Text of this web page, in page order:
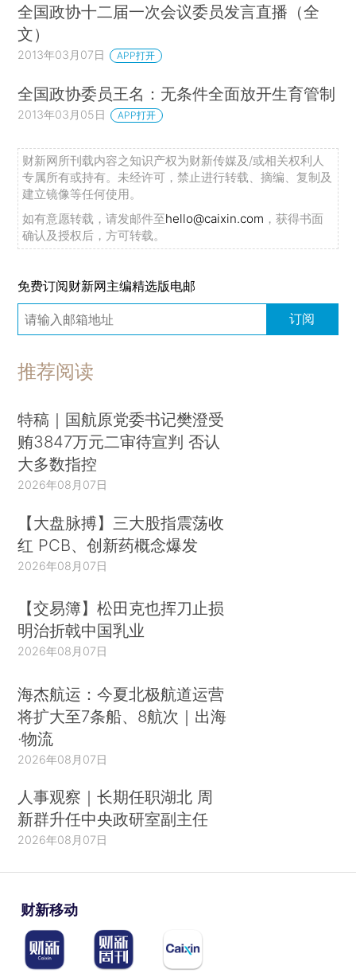
全国政协十二届一次会议委员发言直播（全
文）
2013年03月07日 APP打开
全国政协委员王名：无条件全面放开生育管制
2013年03月05日 APP打开
财新网所刊载内容之知识产权为财新传媒及/或相关权利人
专属所有或持有。未经许可，禁止进行转载、摘编、复制及
建立镜像等任何使用。
如有意愿转载，请发邮件至hello@caixin.com ，获得书面
确认及授权后，方可转载。
免费订阅财新网主编精选版电邮
订阅
推荐阅读
特稿｜国航原党委书记樊澄受
贿3847万元二审待宣判 否认
大多数指控
2026年08月07日
【大盘脉搏】三大股指震荡收
红 PCB、创新药概念爆发
2026年08月07日
【交易簿】松田克也挥刀止损
明治折戟中国乳业
2026年08月07日
海杰航运：今夏北极航道运营
将扩大至7条船、8航次｜出海
·物流
2026年08月07日
人事观察｜长期任职湖北 周
新群升任中央政研室副主任
2026年08月07日
财新移动